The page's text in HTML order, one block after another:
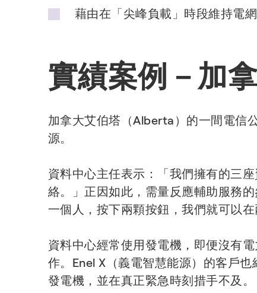
藉由在「尖峰負載」時段維持電
實績案例－加
加拿大艾伯塔（Alberta）的一間電信
源。
資料中心主任表示：「我們擁有的三
絡。」正因如此，需量反應輔助服務
一個人，按下兩顆按鈕，我們就可以
資料中心經常使用發電機，即便沒有
作。Enel X（義電智慧能源）的客戶
發電機，並在真正緊急時刻措手不及。